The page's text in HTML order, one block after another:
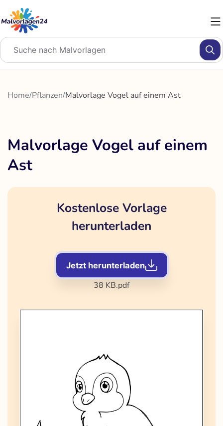
Inhalt
springen
Home/Pflanzen/Malvorlage Vogel auf einem Ast
Malvorlage Vogel auf einem
Ast
Kostenlose Vorlage
herunterladen
Jetzt herunterladen
38 KB.pdf